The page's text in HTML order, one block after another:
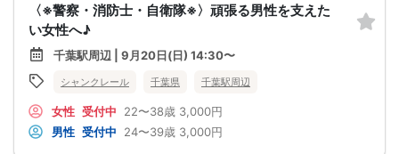
〈※警察・消防士・自衛隊※〉頑張る男性を支えた
い女性へ♪
千葉駅周辺 | 9月20日(日) 14:30〜
シャンクレール 千葉県 千葉駅周辺
女性 受付中 22〜38歳 3,000円
男性 受付中 24〜39歳 3,000円